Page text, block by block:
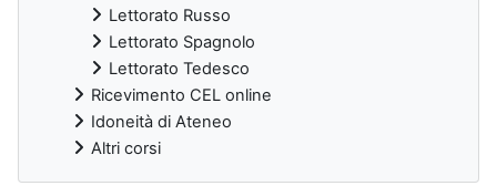
Lettorato Russo
Lettorato Spagnolo
Lettorato Tedesco
Ricevimento CEL online
Idoneità di Ateneo
Altri corsi